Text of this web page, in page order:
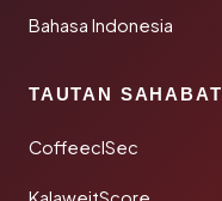
Bahasa Indonesia
TAUTAN SAHABAT
CoffeeclSec